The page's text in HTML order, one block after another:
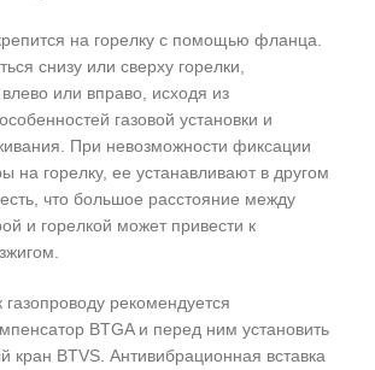
на горелку с помощью фланца.
снизу или сверху горелки,
или вправо, исходя из
газовой установки и
При невозможности фиксации
на горелку, ее устанавливают в другом
что большое расстояние между
и горелкой может привести к
рекомендуется
BTGA и перед ним установить
кран BTVS. Антивибрационная вставка